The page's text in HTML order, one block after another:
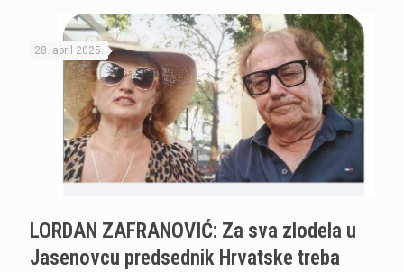
28. april 2025.
LORDAN ZAFRANOVIĆ: Za sva zlodela u
Jasenovcu predsednik Hrvatske treba